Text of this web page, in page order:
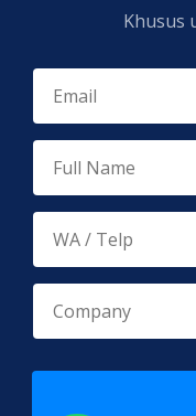
Khusus